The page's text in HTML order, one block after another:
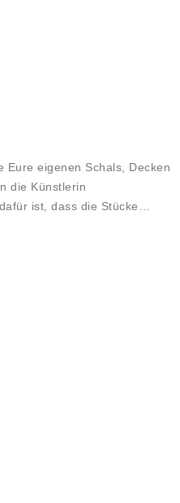
Eure eigenen Schals, Decken
die Künstlerin
ist, dass die Stücke…